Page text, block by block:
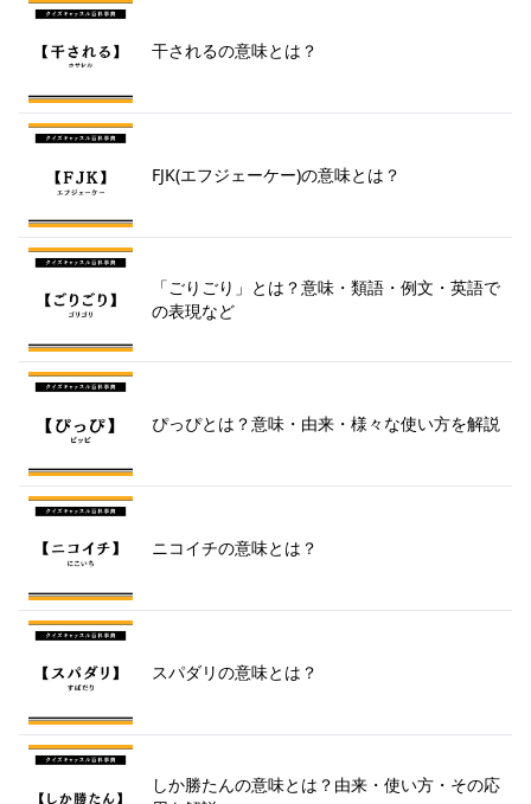
干されるの意味とは？
FJK(エフジェーケー)の意味とは？
「ごりごり」とは？意味・類語・例文・英語で
の表現など
ぴっぴとは？意味・由来・様々な使い方を解説
ニコイチの意味とは？
スパダリの意味とは？
しか勝たんの意味とは？由来・使い方・その応